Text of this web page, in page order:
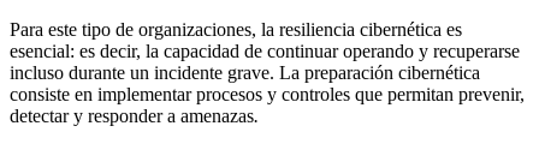
Para este tipo de organizaciones, la resiliencia cibernética es
esencial: es decir, la capacidad de continuar operando y recuperarse
incluso durante un incidente grave. La preparación cibernética
consiste en implementar procesos y controles que permitan prevenir,
detectar y responder a amenazas.